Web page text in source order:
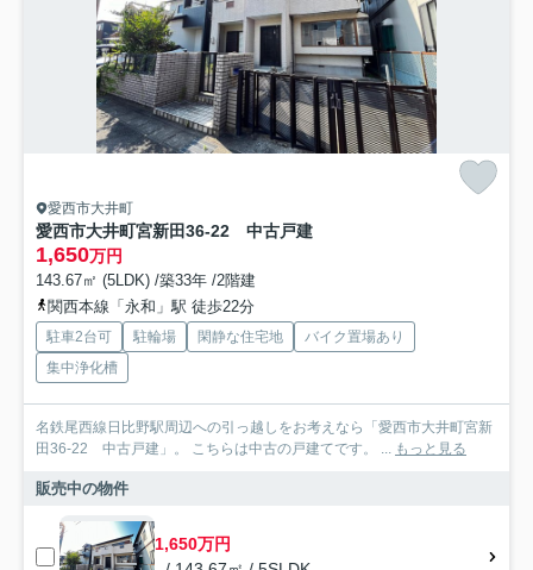
愛西市大井町
愛西市大井町宮新田36-22 中古戸建
1,650万円
143.67㎡ (5LDK) /築33年 /2階建
関西本線「永和」駅 徒歩22分
駐車2台可 駐輪場 閑静な住宅地
バイク置場あり
集中浄化槽
名鉄尾西線日比野駅周辺への引っ越しをお考えなら「愛西市大井町宮新
田36-22 中古戸建」。 こちらは中古の戸建てです。 ... もっと見る
販売中の物件
1,650万円